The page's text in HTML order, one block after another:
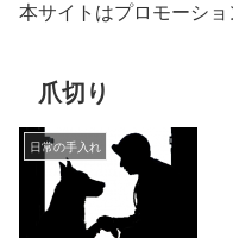
本サイトはプロモーシ
爪切り
日常の手入れ